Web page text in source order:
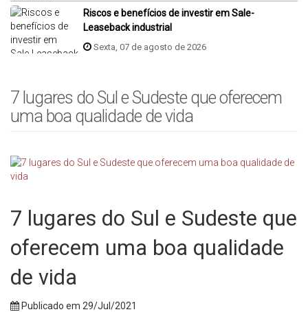
Riscos e benefícios de investir em Sale-
Leaseback industrial
Sexta, 07 de agosto de 2026
7 lugares do Sul e Sudeste que oferecem
uma boa qualidade de vida
7 lugares do Sul e Sudeste que
oferecem uma boa qualidade
de vida
Publicado em 29/Jul/2021